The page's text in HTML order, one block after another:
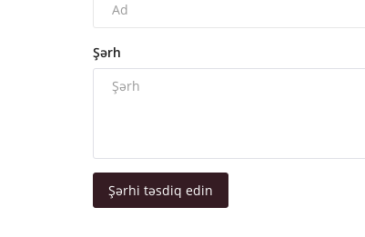
Şərh
Şərhi təsdiq edin